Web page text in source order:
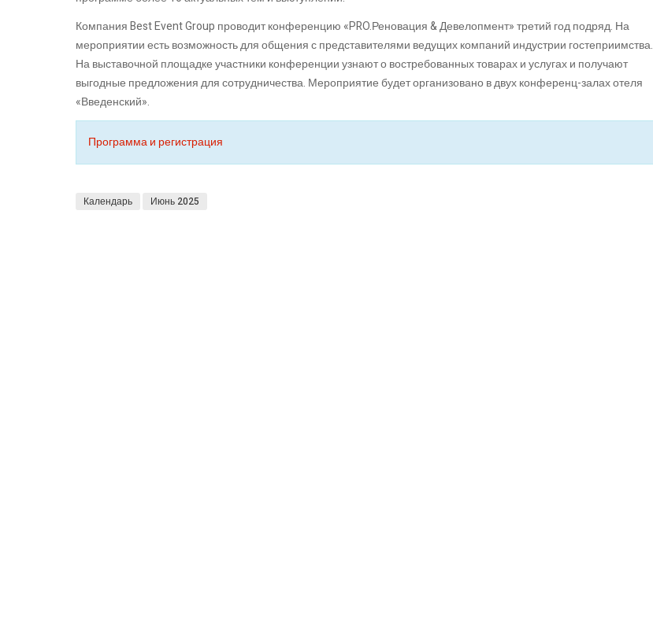
Компания Best Event Group проводит конференцию «PRO.Реновация & Девелопмент» третий год подряд. На
мероприятии есть возможность для общения с представителями ведущих компаний индустрии гостеприимства.
На выставочной площадке участники конференции узнают о востребованных товарах и услугах и получают
выгодные предложения для сотрудничества. Мероприятие будет организовано в двух конференц-залах отеля
«Введенский».
Программа и регистрация
Календарь Июнь 2025